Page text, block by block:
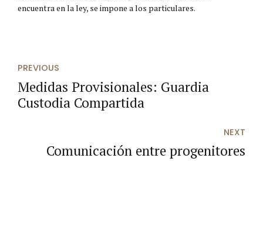
encuentra en la ley, se impone a los particulares.
PREVIOUS
Medidas Provisionales: Guardia
Custodia Compartida
NEXT
Comunicación entre progenitores